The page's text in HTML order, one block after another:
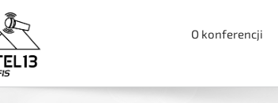
O konferencji